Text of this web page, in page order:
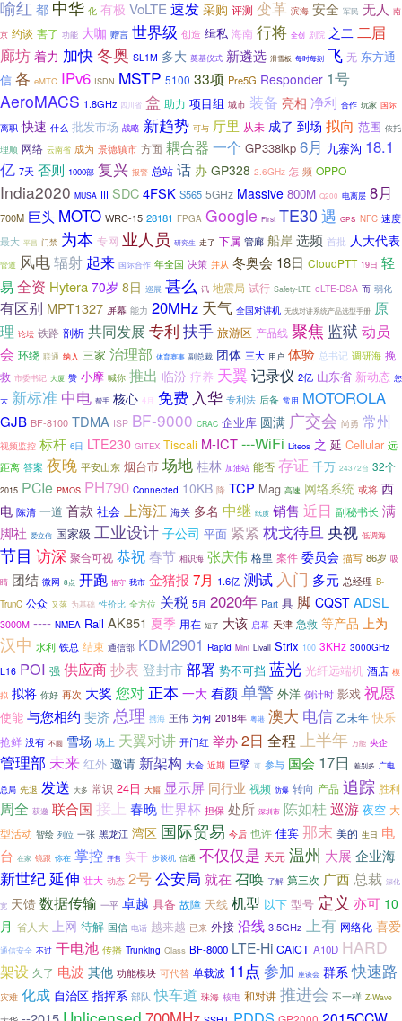
喻红 都 中华 化 有极 VoLTE 速发 采购 评测 变革 滨海 安全 军民 无人 南
京 约谈 害了 功能 大咖 赠言 世界级 创造 缉私 海南 行将 全创 剧院 之二 二届
廊坊 着力 加快冬奥 SL1M 多大 奠基仪式 新遴选 滑雪板 每时每刻 飞 无 东方通
信 各 eMTC IPv6 ISDN MSTP 5100 33项 Pre5G Responder 1号
AeroMACS 1.8GHz 四川省 盒 助力 项目组 城市 装备 亮相 净利 合作 玩家 国际
离职 快速 什么 批发市场 战略 新趋势 可与 厅里 从未 成了 到场 拟向 范围 依托
理顺 网络 云南省 成为 景德镇市 方面 耦合器 一个 GP338lkp 6月 九寨沟 18.1
亿 7天 否则 1000部 复兴 报警 总站 话 办 GP328 2.6GHz 怎 频 OPPO
India2020 MUSA III SDC4FSK S565 5GHz Massive 800M Q200 电离层 8月
700M 巨头 MOTO WRC-15 28181 FPGA Google First TE30 遇 GPS NFC 速度
最大 平昌 门禁 为本 专网 业人员 研究生 走了 下属 管廊 船岸 选频 首批 人大代表
管道 风电辐射 起来 国际合作 年全国 决策 并从 冬奥会 18日 CloudPTT 19日 轻
易 全资 Hytera 70岁 8日 巡展 甚么 讯 地震局 试行 Safety-LTE eLTE-DSA 而 弱化
有区别 MPT1327 屏幕 能力 20MHz 天气 全国对讲机 无线对讲系统产品选型手册 原
理 论坛 铁路 剖析 共同发展 专利 扶手 旅游区 产品线 聚焦 监狱 动员
会 环绕 联通 纳入 三家 治理部 体育赛事 副总裁 团体 三大 用户 体验 总书记 调研海 挽
救 市委书记 大厦 赞 小摩 喊你 推出 临汾 疗养 天翼记录仪 2亿 山东省 新动态 您
大 新标准 中电 帮手 核心 4月 免费 入华 专利法 后备 常用 MOTOROLA
GJB BF-8100 TDMA ISP BF-9000 CRAC 企业库 圆满 广交会 尚勇 常州
视频监控 标杆 6日 LTE230 GITEX Tiscali M-ICT---WiFi Liteos 之 延 Cellular 远
距离 答案 夜晚 平安山东 烟台市 场地 桂林 加油站 能否 存证 千万 24372台 32个
2015 PCIe PMOS PH790 Connected 10KB 降 TCP Mag 高速 网络系统 或将 西
电 陈清 一道 首款 社会 上海江 海关 多名 中继 纸质 销售 近日 副秘书长 满
脚社 爱立信 国家级 工业设计 子公司 平面 紧紧 枕戈待旦央视 低调海
节目 访深 聚合可视 恭祝 春节 相识海 张庆伟 格里 案件 委员会 描写 86岁 吸
睛 团结 微网 8点 开跑 恪守 我市 金猪报 7月 1.6亿 测试 入门 多元 总经理 B-
TrunC 公众 又落 为基础 性价比 全方位 关税 5月 2020年 Part 具 脚 CQST ADSL
3000M ---- NMEA Rail AK851 夏季 用在 短了 大该 启幕 天津 急救 等产品 上为
汉中 水利 铁总 结束 通信部 KDM2901 Rapid Mini Livall Strix 100 3KHz 3000GHz
L16 POI 强 供应商抄表 登封市部署 势不可挡 蓝光 光纤远端机 酒店 模
拟 拟将 你好 再次 大奖 您对 正本 一大 看颜 单警 外洋 倒计时 影戏 祝愿
使能 与您相约 斐济 总理 携海 王伟 为何 2018年 粤港 澳大 电信 乙未年 快乐
抢鲜 没有 不圆 雪场 场上 天翼对讲 开门红 举办 2日 全程 上半年 万能 央企
管理部 未来 红外 邀请 新架构 大会 近期 巨擘 可 参与 国会 17日 差别多 广电
总局 先退 发送 大多 常识 24日 大幅 显示屏 同行业 视频 防爆 转向 产品 追踪 胜利
周全 获邀 联合国 接上 春晚世界杯 担保 处所 深圳市 陈如桂 巡游 夜空 大
型活动 智绘 列位 一张 黑龙江 湾区 国际贸易 今后 也许 佳宾 那末 美的 生日 电
台 在家 镜跟 你在 掌控 开售 实干 步谈机 信通 不仅仅是 天元 温州 大展 企业海
新世纪延伸 壮大 动态 2号公安局 就在 召唤 了解 第三次 广西总裁 深化
宽 天馈数据传输 一平 卓越 具备 故障 天线 机型 以下 型号 定义 亦可 10
月 省人大 上网 待解 国信 电话 越来越 已来 外接 沿线 3.5GHz 上有 网络化 喜爱
通信安全 不过 干电池 传播 Trunking Class BF-8000 LTE-Hi CAICT A10D HARD
架设 久了 电波 其他 功能模块 可代替 单载波 11点 参加 座谈会 群系 快速路
灾难 化成 自治区 指挥系 部队 快车道 珠海 核电 和对讲 推进会 不一样 Z-Wave